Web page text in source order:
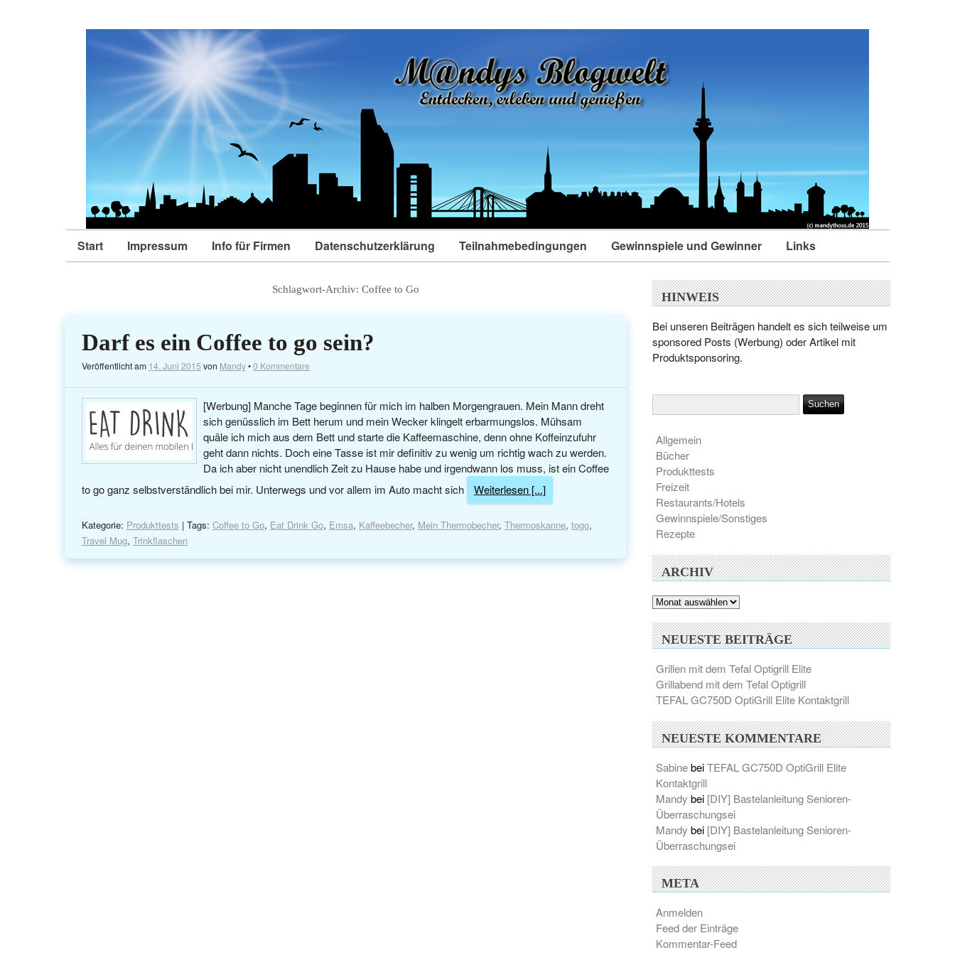
Start Impressum Info für Firmen Datenschutzerklärung Teilnahmebedingungen Gewinnspiele und Gewinner Links
Schlagwort-Archiv: Coffee to Go
Darf es ein Coffee to go sein?
Veröffentlicht am 14. Juni 2015 von Mandy•0 Kommentare
[Werbung] Manche Tage beginnen für mich im halben Morgengrauen. Mein Mann dreht
sich genüsslich im Bett herum und mein Wecker klingelt erbarmungslos. Mühsam
quäle ich mich aus dem Bett und starte die Kaffeemaschine, denn ohne Koffeinzufuhr
geht dann nichts. Doch eine Tasse ist mir definitiv zu wenig um richtig wach zu werden.
Da ich aber nicht unendlich Zeit zu Hause habe und irgendwann los muss, ist ein Coffee
to go ganz selbstverständlich bei mir. Unterwegs und vor allem im Auto macht sich
Weiterlesen [...]
Kategorie: Produkttests | Tags: Coffee to Go, Eat Drink Go, Emsa, Kaffeebecher, Mein Thermobecher, Thermoskanne, togo,
Travel Mug, Trinkflaschen
HINWEIS
Bei unseren Beiträgen handelt es sich teilweise um
sponsored Posts (Werbung) oder Artikel mit
Produktsponsoring.
Allgemein
Bücher
Produkttests
Freizeit
Restaurants/Hotels
Gewinnspiele/Sonstiges
Rezepte
ARCHIV
Archiv
NEUESTE BEITRÄGE
Grillen mit dem Tefal Optigrill Elite
Grillabend mit dem Tefal Optigrill
TEFAL GC750D OptiGrill Elite Kontaktgrill
NEUESTE KOMMENTARE
SabinebeiTEFAL GC750D OptiGrill Elite
Kontaktgrill
Mandy bei [DIY] Bastelanleitung Senioren-
Überraschungsei
Mandy bei [DIY] Bastelanleitung Senioren-
Überraschungsei
META
Anmelden
Feed der Einträge
Kommentar-Feed